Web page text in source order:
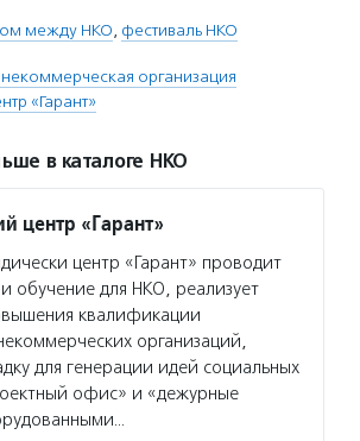
между НКО, фестиваль НКО
организация
«Гарант»
в каталоге НКО
центр «Гарант»
центр «Гарант» проводит
и обучение для НКО, реализует
квалификации
организаций,
для генерации идей социальных
офис» и «дежурные